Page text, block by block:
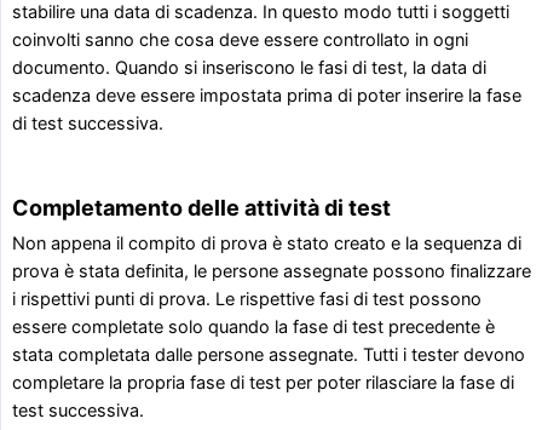
stabilire una data di scadenza. In questo modo tutti i soggetti
coinvolti sanno che cosa deve essere controllato in ogni
documento. Quando si inseriscono le fasi di test, la data di
scadenza deve essere impostata prima di poter inserire la fase
di test successiva.
Completamento delle attività di test
Non appena il compito di prova è stato creato e la sequenza di
prova è stata definita, le persone assegnate possono finalizzare
i rispettivi punti di prova. Le rispettive fasi di test possono
essere completate solo quando la fase di test precedente è
stata completata dalle persone assegnate. Tutti i tester devono
completare la propria fase di test per poter rilasciare la fase di
test successiva.